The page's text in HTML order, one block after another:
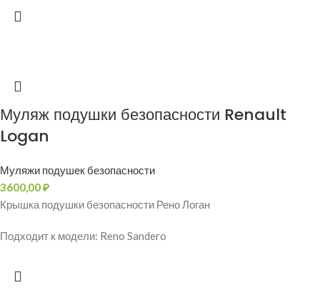
Муляж подушки безопасности Renault
Logan
Муляжи подушек безопасности
3600,00₽
Крышка подушки безопасности Рено Логан
Подходит к модели: Reno Sandero